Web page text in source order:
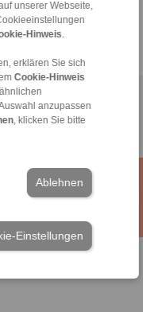
unserer Webseite,
Hinweis
erklären Sie sich
Cookie-Hinweis
anzupassen
, klicken Sie bitte
Ablehnen
Einstellungen
Datenschutzerklärung
|